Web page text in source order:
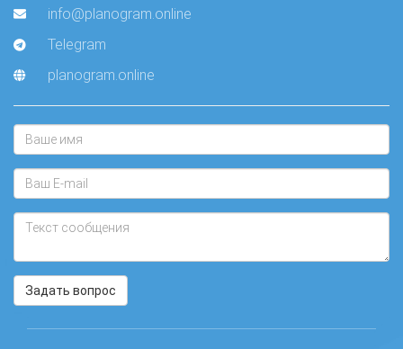
info@planogram.online
Telegram
planogram.online
Задать вопрос